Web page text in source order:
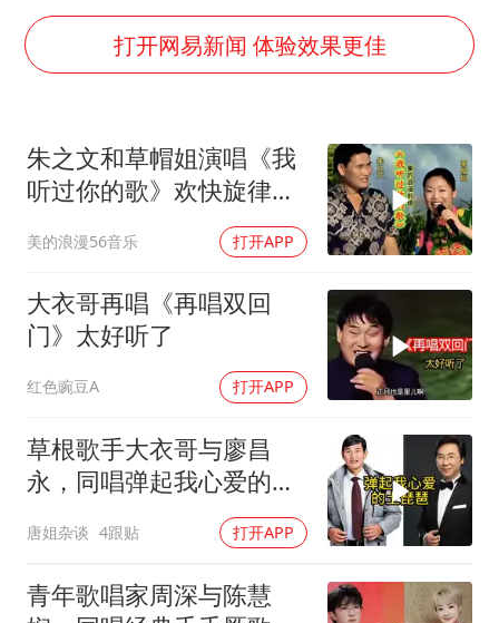
河南试行周五下午弹性离岗
李亚鹏向地铁吐血女孩捐99999元
新华社权威快报|我国编制完成新版全月地质图
中国经济展现强大韧性和活力
打开网易新闻 体验效果更佳
朱之文和草帽姐演唱《我
听过你的歌》欢快旋律甜
美的浪漫56音乐 打开APP
大衣哥再唱《再唱双回
门》太好听了
红色豌豆A 打开APP
草根歌手大衣哥与廖昌
永，同唱弹起我心爱的土
唐姐杂谈 4跟贴 打开APP
青年歌唱家周深与陈慧